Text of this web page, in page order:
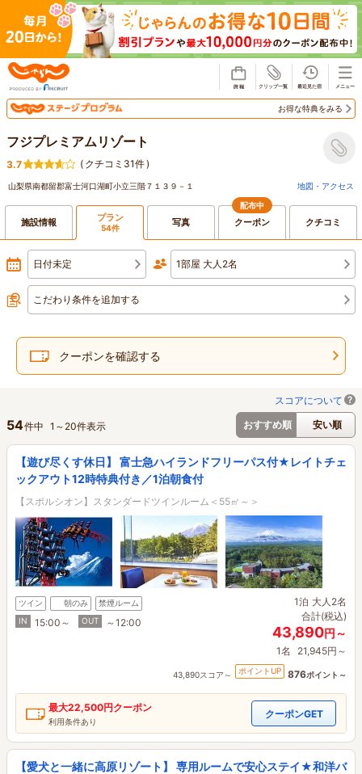
お得な特典をみる
フジプレミアムリゾート
3.7 ( クチコミ31件)
山梨県南都留郡富士河口湖町小立三階７１３９－１ 地図・アクセス
施設情報 プラン
54件 写真
配布中
クーポン クチコミ
日付未定 1部屋 大人2名
こだわり条件を追加する
クーポンを確認する
スコアについて
おすすめ順
安い順
54件中 1 ～ 20件表示
【遊び尽くす休日】 富士急ハイランドフリーパス付★レイトチェ
ックアウト12時特典付き／1泊朝食付
【スポルシオン】スタンダードツインルーム＜55㎡～＞
ツイン 朝のみ
禁煙ルーム
IN
15:00～ OUT ～12:00
1泊 大人2名
合計(税込)
43,890円～
1名 21,945円～
43,890スコア～ ポイントUP 876ポイント～
最大22,500円クーポン
利用条件あり
クーポンGET
【愛犬と一緒に高原リゾート】 専用ルームで安心ステイ★和洋バ